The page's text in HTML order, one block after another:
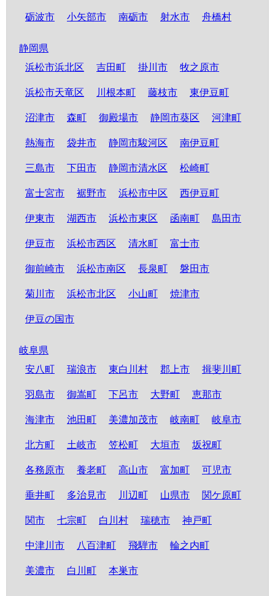
砺波市 小矢部市 南砺市 射水市 舟橋村
静岡県
浜松市浜北区
吉田町 掛川市 牧之原市
浜松市天竜区 川根本町 藤枝市 東伊豆町
沼津市 森町 御殿場市 静岡市葵区 河津町
熱海市 袋井市 静岡市駿河区 南伊豆町
三島市 下田市 静岡市清水区 松崎町
富士宮市 裾野市 浜松市中区 西伊豆町
伊東市 湖西市 浜松市東区 函南町 島田市
伊豆市 浜松市西区 清水町 富士市
御前崎市 浜松市南区 長泉町 磐田市
菊川市 浜松市北区 小山町 焼津市
伊豆の国市
岐阜県
安八町
瑞浪市 東白川村 郡上市 揖斐川町
羽島市 御嵩町 下呂市 大野町 恵那市
海津市 池田町 美濃加茂市 岐南町 岐阜市
北方町 土岐市 笠松町 大垣市 坂祝町
各務原市 養老町 高山市 富加町 可児市
垂井町 多治見市 川辺町 山県市 関ケ原町
関市 七宗町 白川村 瑞穂市 神戸町
中津川市 八百津町 飛騨市 輪之内町
美濃市 白川町 本巣市